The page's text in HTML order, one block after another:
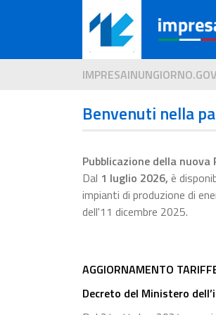
Benvenuti nella
Pubblicazione della
Dal 1 luglio 2026, è
impianti di produzione di
dell'11 dicembre 2025.
AGGIORNAMENTO
Decreto del Ministero